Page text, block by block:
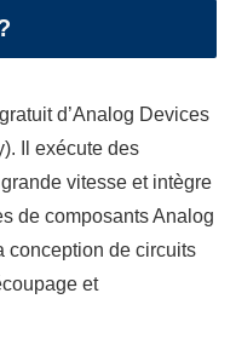
d’Analog Devices
Il exécute des
vitesse et intègre
de composants Analog
conception de circuits
et